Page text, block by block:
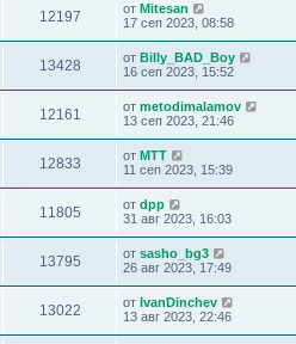
12197 от Mitesan
17 сеп 2023, 08:58
13428 от Billy_BAD_Boy
16 сеп 2023, 15:52
12161 от metodimalamov
13 сеп 2023, 21:46
12833 от MTT
11 сеп 2023, 15:39
11805 от dpp
31 авг 2023, 16:03
13795 от sasho_bg3
26 авг 2023, 17:49
13022 от IvanDinchev
13 авг 2023, 22:46